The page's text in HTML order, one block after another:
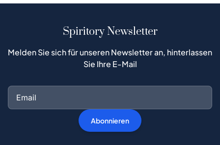
Spiritory Newsletter
Melden Sie sich für unseren Newsletter an, hinterlassen
Sie Ihre E-Mail
Abonnieren